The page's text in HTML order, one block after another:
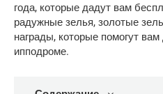
года, которые дадут вам
радужные зелья, золотые
награды, которые помогут
ипподроме.